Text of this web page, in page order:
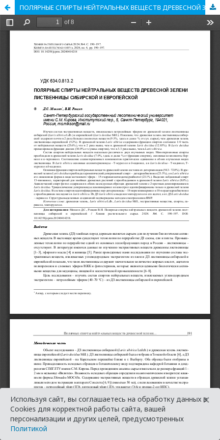
ПОЛЯРНЫЕ СПИРТЫ НЕЙТРАЛЬНЫХ ВЕЩЕСТВ ДРЕВЕСНОЙ ЗЕЛЕНИ ЛИСТВЕННИЦЫ СИБИРСКОЙ И ЕВРОПЕЙСКОЙ
Используя сайт, вы соглашаетесь на обработку данных в
Cookies для корректной работы сайта, вашей
персонализации и других целей, предусмотренных
Политикой
×